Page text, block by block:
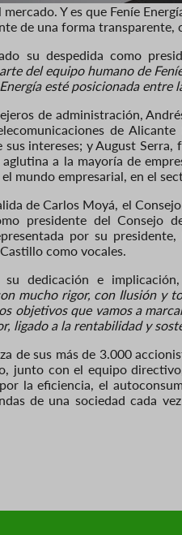
Y es que Feníe
de una forma transparente,
su despedida como
del equipo humano de
esté posicionada entre
de administración,
de
intereses; y August
a la mayoría de
mundo empresarial, en el
de Carlos Moyá, el
presidente del Consejo
por su
como vocales.
dedicación e
mucho rigor, con Ilusión y
objetivos que vamos a
ligado a la rentabilidad y
de sus más de 3.000
junto con el equipo
la eficiencia, el
de una sociedad cada